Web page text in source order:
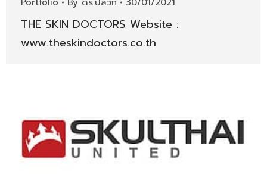
THE SKIN DOCTORS Website :
www.theskindoctors.co.th